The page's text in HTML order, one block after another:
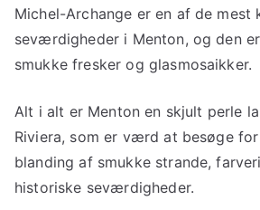
Michel-Archange er en af de mest
seværdigheder i Menton, og den
smukke fresker og glasmosaikker.
Alt i alt er Menton en skjult perle
Riviera, som er værd at besøge
blanding af smukke strande,
historiske seværdigheder.